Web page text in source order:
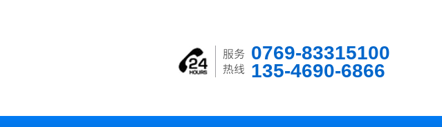
0769-83315100
135-4690-6866